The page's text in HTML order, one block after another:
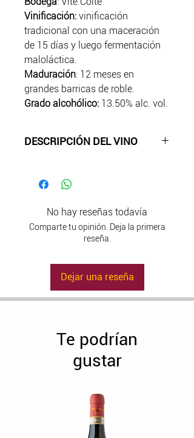
Vinificación: vinificación
tradicional con una maceración
de 15 días y luego fermentación
maloláctica.
Maduración: 12 meses en
grandes barricas de roble.
Grado alcohólico: 13.50% alc. vol.
DESCRIPCIÓN DEL VINO
Aroma
: muy fina y delicada, con
Sabor: bien equilibrado con un
final largo y persistente. Presenta
taninos bien integrados, así como
No hay reseñas todavía
Comparte tu opinión. Deja la primera
reseña.
Dejar una reseña
Te podrían
gustar